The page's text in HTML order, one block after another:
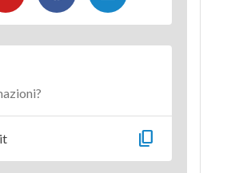
content_copy